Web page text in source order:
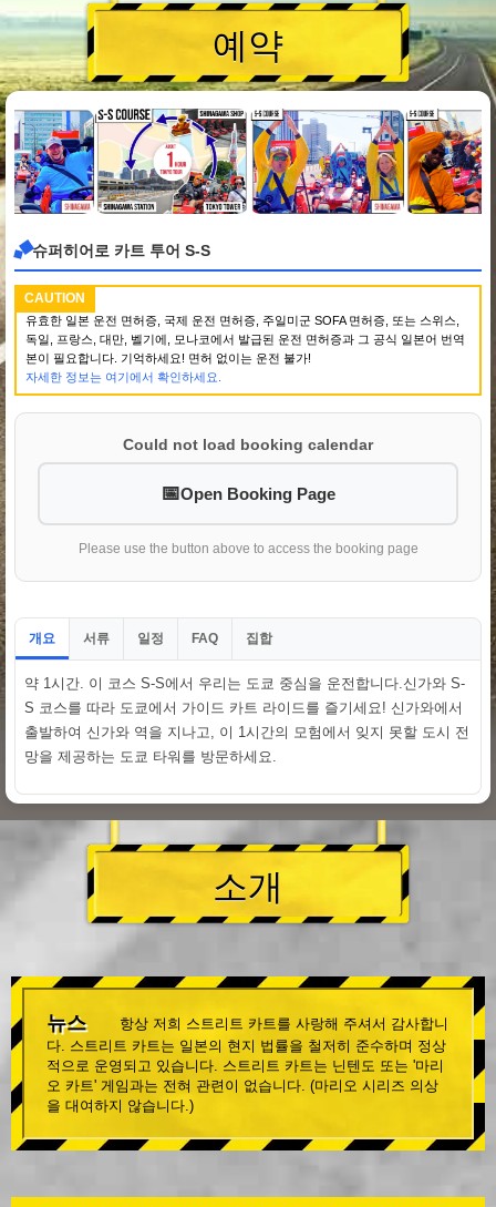
예약
슈퍼히어로 카트 투어 S-S
CAUTION
유효한 일본 운전 면허증, 국제 운전 면허증, 주일미군 SOFA 면허증, 또는 스위스,
독일, 프랑스, 대만, 벨기에, 모나코에서 발급된 운전 면허증과 그 공식 일본어 번역
본이 필요합니다. 기억하세요! 면허 없이는 운전 불가!
자세한 정보는 여기에서 확인하세요.
Could not load booking calendar
Open Booking Page
Please use the button above to access the booking page
개요 서류 일정 FAQ 집합
약 1시간. 이 코스 S-S에서 우리는 도쿄 중심을 운전합니다.신가와 S-
S 코스를 따라 도쿄에서 가이드 카트 라이드를 즐기세요! 신가와에서
출발하여 신가와 역을 지나고, 이 1시간의 모험에서 잊지 못할 도시 전
망을 제공하는 도쿄 타워를 방문하세요.
소개
뉴스
항상 저희 스트리트 카트를 사랑해 주셔서 감사합니
다. 스트리트 카트는 일본의 현지 법률을 철저히 준수하며 정상
적으로 운영되고 있습니다. 스트리트 카트는 닌텐도 또는 '마리
오 카트' 게임과는 전혀 관련이 없습니다. (마리오 시리즈 의상
을 대여하지 않습니다.)